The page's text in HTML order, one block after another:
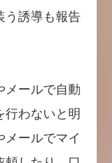
う誘導も報告
メールで自動
行わないと明
メールでマイ